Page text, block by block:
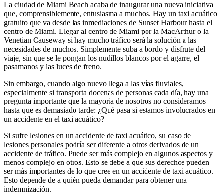
La ciudad de Miami Beach acaba de inaugurar una nueva iniciativa
que, comprensiblemente, entusiasma a muchos. Hay un taxi acuático
gratuito que va desde las inmediaciones de Sunset Harbour hasta el
centro de Miami. Llegar al centro de Miami por la MacArthur o la
Venetian Causeway si hay mucho tráfico será la solución a las
necesidades de muchos. Simplemente suba a bordo y disfrute del
viaje, sin que se le pongan los nudillos blancos por el agarre, el
pasamanos y las luces de freno.
Sin embargo, cuando algo nuevo llega a las vías fluviales,
especialmente si transporta docenas de personas cada día, hay una
pregunta importante que la mayoría de nosotros no consideramos
hasta que es demasiado tarde: ¿Qué pasa si estamos involucrados en
un accidente en el taxi acuático?
Si sufre lesiones en un accidente de taxi acuático, su caso de
lesiones personales podría ser diferente a otros derivados de un
accidente de tráfico. Puede ser más complejo en algunos aspectos y
menos complejo en otros. Esto se debe a que sus derechos pueden
ser más importantes de lo que cree en un accidente de taxi acuático.
Esto depende de a quién pueda demandar para obtener una
indemnización.